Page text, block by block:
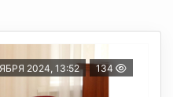
2024, 13:52 134